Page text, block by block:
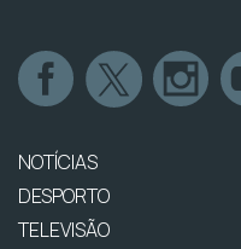
NOTÍCIAS
DESPORTO
TELEVISÃO